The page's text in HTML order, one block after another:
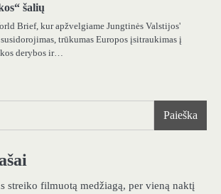
šalių
Brief, kur apžvelgiame Jungtinės Valstijos'
trūkumas Europos įsitraukimas į
derybos ir…
Paieška
streiko filmuotą medžiagą, per vieną naktį